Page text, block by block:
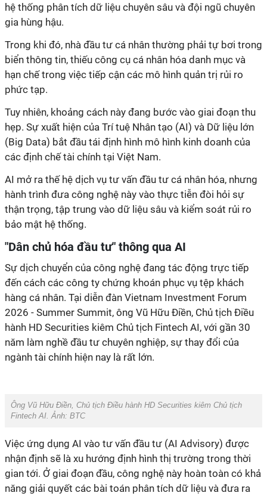
hệ thống phân tích dữ liệu chuyên sâu và đội ngũ chuyên
gia hùng hậu.
Trong khi đó, nhà đầu tư cá nhân thường phải tự bơi trong
biển thông tin, thiếu công cụ cá nhân hóa danh mục và
hạn chế trong việc tiếp cận các mô hình quản trị rủi ro
phức tạp.
Tuy nhiên, khoảng cách này đang bước vào giai đoạn thu
hẹp. Sự xuất hiện của Trí tuệ Nhân tạo (AI) và Dữ liệu lớn
(Big Data) bắt đầu tái định hình mô hình kinh doanh của
các định chế tài chính tại Việt Nam.
AI mở ra thế hệ dịch vụ tư vấn đầu tư cá nhân hóa, nhưng
hành trình đưa công nghệ này vào thực tiễn đòi hỏi sự
thận trọng, tập trung vào dữ liệu sâu và kiểm soát rủi ro
bảo mật hệ thống.
"Dân chủ hóa đầu tư" thông qua AI
Sự dịch chuyển của công nghệ đang tác động trực tiếp
đến cách các công ty chứng khoán phục vụ tệp khách
hàng cá nhân. Tại diễn đàn Vietnam Investment Forum
2026 - Summer Summit, ông Vũ Hữu Điền, Chủ tịch Điều
hành HD Securities kiêm Chủ tịch Fintech AI, với gần 30
năm làm nghề đầu tư chuyên nghiệp, sự thay đổi của
ngành tài chính hiện nay là rất lớn.
Ông Vũ Hữu Điền, Chủ tịch Điều hành HD Securities kiêm Chủ tịch
Fintech AI. Ảnh: BTC
Việc ứng dụng AI vào tư vấn đầu tư (AI Advisory) được
nhận định sẽ là xu hướng định hình thị trường trong thời
gian tới. Ở giai đoạn đầu, công nghệ này hoàn toàn có khả
năng giải quyết các bài toán phân tích dữ liệu và đưa ra